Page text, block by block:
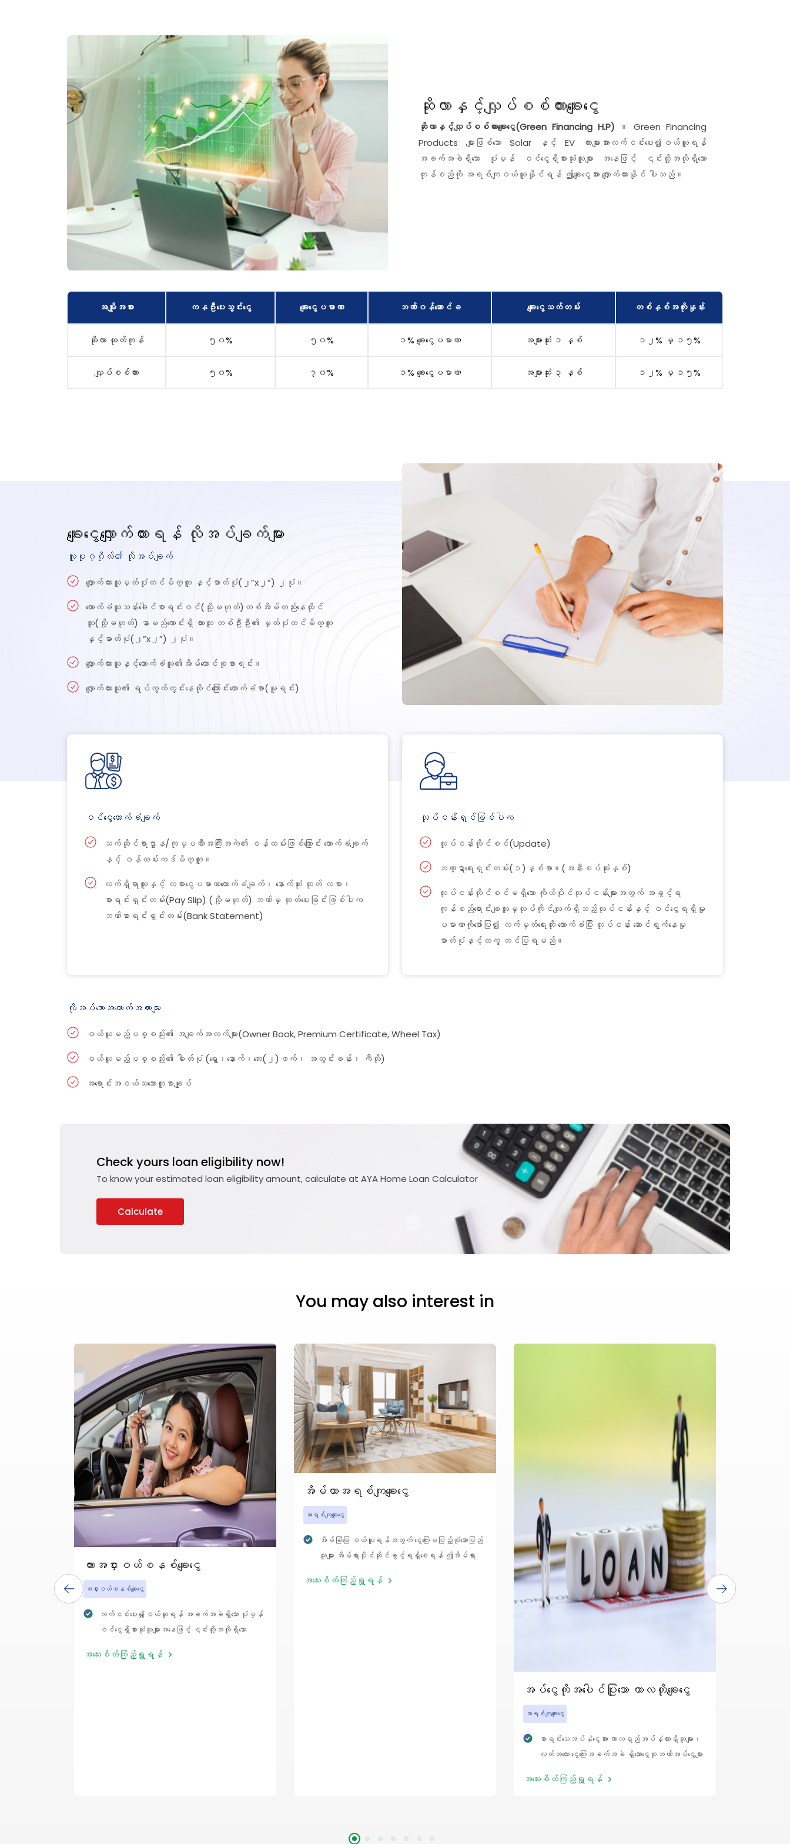
ဆိုလာနှင့်လျှပ်စစ်ကားချေးငွေ
ဆိုလာနှင့်လျှပ်စစ်ကားချေးငွေ(Green Financing H.P) ။ Green Financing
Products များဖြစ်သော Solar နှင့် EV ကားများအားလက်ငင်းပေး၍ဝယ်ယူရန်
အခက်အခဲရှိသော ပုံမှန် ဝင်ငွေရှိစားသုံးသူများ အနေဖြင့် ၎င်းတို့အလိုရှိသော
ကုန်စည်ကို အရစ်ကျဝယ်ယူနိုင်ရန် ဤချေးငွေအား လျှောက်ထားနိုင် ပါသည်။
အမျိုးအစား ကနဦးပေးသွင်းငွေ ချေးငွေပမာဏ ဘဏ်ဝန်ဆောင်ခ ချေးငွေသက်တမ်း တစ်နှစ်အတိုးနှုန်း
ဆိုလာ ထုတ်ကုန် ၅၀% ၅၀% ၁% ချေးငွေပမာဏ အများဆုံး ၁ နှစ် ၁၂% မှ ၁၅%
လျှပ်စစ်ကား ၅၀% ၇၀% ၁% ချေးငွေပမာဏ အများဆုံး ၃ နှစ် ၁၂% မှ ၁၅%
ချေးငွေလျှောက်ထားရန် လိုအပ်ချက်များ
လူပုဂ္ဂိုလ်၏ လိုအပ်ချက်
လျှောက်ထားသူမှတ်ပုံတင်မိတ္တူ နှင့်ဓာတ်ပုံ(၂”x၂”) ၂ပုံ။
ထောက်ခံသူသန်းခေါင်စာရင်းဝင်(သို့မဟုတ်)တစ်အိမ်တည်းနေထိုင်
သူ(သို့မဟုတ်) နာမည်ကောင်းရှိ ထားသူ တစ်ဦးဦး၏ မှတ်ပုံတင်မိတ္တူ
နှင့်ဓာတ်ပုံ(၂”x၂”) ၂ပုံ။
လျှောက်ထားသူနှင့်ထောက်ခံသူ၏အိမ်ထောင်စုစာရင်း။
လျှောက်ထားသူ၏ ရပ်ကွက်တွင်းနေထိုင်ကြောင်းထောက်ခံစာ(မူရင်း)
ဝင်ငွေထောက်ခံချက်
သက်ဆိုင်ရာဌာန/ကုမ္ပဏီအကြီးအကဲ၏ ဝန်ထမ်းဖြစ်ကြောင်း ထောက်ခံချက်
နှင့် ဝန်ထမ်းကဒ်မိတ္တူ။
လက်ရှိရာထူးနှင့် လစာငွေပမာဏထောက်ခံချက်၊ နောက်ဆုံး ထုတ် လစာ၊
စာရင်းရှင်းတမ်း(Pay Slip) (သို့မဟုတ်) ဘဏ်မှ ထုတ်ပေးခြင်းဖြစ်ပါက
ဘဏ်စာရင်းရှင်းတမ်း(Bank Statement)
လုပ်ငန်းရှင်ဖြစ်ပါက
လုပ်ငန်းလိုင်စင်(Update)
ဘဏ္ဍာရေးရှင်းတမ်း(၁)နှစ်စာ။(အနီးစပ်ဆုံးနှစ်)
လုပ်ငန်းလိုင်စင်မရှိသော ကိုယ်ပိုင်လုပ်ငန်းများအတွက် အခွင့်ရ
ကုန်စည်ရောင်းချသူမှလုပ်ကိုင်လျက်ရှိသည့်လုပ်ငန်းနှင့် ဝင်ငွေရရှိမှု
ပမာဏကိုဖော်ပြ၍ လက်မှတ်ရေးထိုး ထောက်ခံပြီး လုပ်ငန်း ဆောင်ရွက်နေမှု
ဓာတ်ပုံနှင့်တကွ တင်ပြရမည်။
လိုအပ်သောအထောက်အထားများ
ဝယ်ယူမည့်ပစ္စည်း၏ အချက်အလက်များ(Owner Book, Premium Certificate, Wheel Tax)
ဝယ်ယူမည့်ပစ္စည်း၏ ဓါတ်ပုံ (ရှေ့၊နောက်၊ဘေး(၂)ဖက်၊ အတွင်းခန်း၊ ကီလို)
အရောင်းအဝယ်သဘောတူစာချုပ်
Check yours loan eligibility now!
To know your estimated loan eligibility amount, calculate at AYA Home Loan Calculator
Calculate
You may also interest in
ကားအငှားဝယ်စနစ်ချေးငွေ
အငှားဝယ်စနစ်ချေးငွေ
လက်ငင်းပေး၍ဝယ်ယူရန် အခက်အခဲရှိသော ပုံမှန်
ဝင်ငွေရှိစားသုံးသူများအနေဖြင့် ၎င်းတို့အလိုရှိသော
လျှောက်ထားနိုင်ပါသည်။
အသေးစိတ်ကြည့်ရှု့ရန်
အိမ်ယာအရစ်ကျချေးငွေ
အရစ်ကျချေးငွေ
အိမ်ခြံမြေ ဝယ်ယူရန်အတွက် ငွေကြေးမပြည့်စုံသောပြည်
သူများ အိမ်ရာပိုင်ဆိုင်ခွင့်ရရှိစေရန် ဤအိမ်ရာ
အသေးစိတ်ကြည့်ရှု့ရန်
အပ်ငွေကိုအပေါင်ပြုသော ကာလတိုချေးငွေ
အရစ်ကျချေးငွေ
စာရင်းသေအပ်နှံငွေအား ကာလရှည်အပ်နှံထားရှိသူများ၊
လတ်တလော ငွေကြေးအခက်အခဲ ရှိသောငွေစုဘဏ်အပ်ငွေများ
အနည်းငယ် မြင့်မား သော အတိုးနှုန်းဖြင့် အပ်နှံငွေကို
အသေးစိတ်ကြည့်ရှု့ရန်